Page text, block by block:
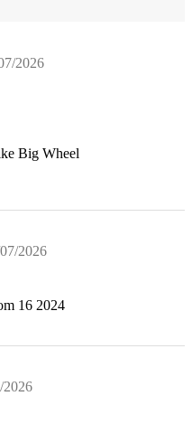
2026
Big Wheel
2026
16 2024
2026